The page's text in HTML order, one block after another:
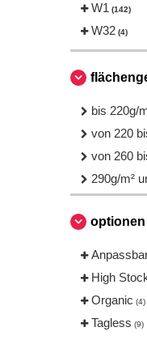
Gildan
Herock
Just Cool
NEW
Neutral (2)
Produkt
Regatta (1)
Result
Roly (2)
W1 (142)
W32 (4)
bis 220g/
von 220
von 260
290g/m²
optionen
High
Organic (4)
Tagless (9)